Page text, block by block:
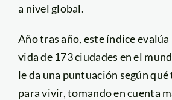
a nivel global.
Año tras año, este índice evalúa
vida de 173 ciudades en el
le da una puntuación según qué
para vivir, tomando en cuenta